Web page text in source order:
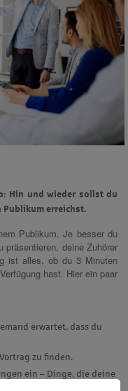
Hin und wieder sollst du
Publikum erreichst.
Publikum. Je besser du
deine Zuhörer
ist alles, ob du 3 Minuten
hast. Hier ein paar
erwartet, dass du
zu finden.
ein – Dinge, die deine